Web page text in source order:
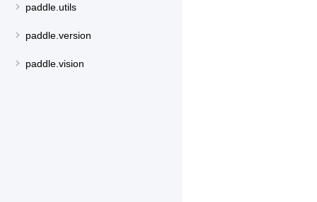
paddle.utils
paddle.version
paddle.vision